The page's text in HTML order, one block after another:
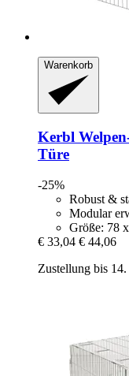
Warenkorb
Kerbl
Türe
-25%
Robust &
Modular
Größe: 78
€ 33,04 € 44,06
Zustellung bis